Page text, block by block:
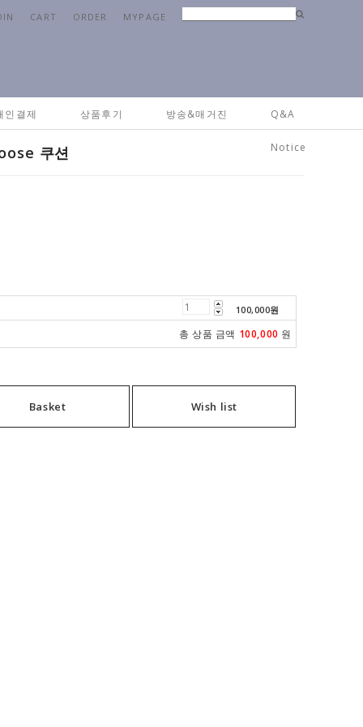
CART ORDER MYPAGE
인결제 상품후기 방송&매거진 Q&A
Notice
쿠션
100,000원
총 상품 금액 100,000 원
Basket Wish list